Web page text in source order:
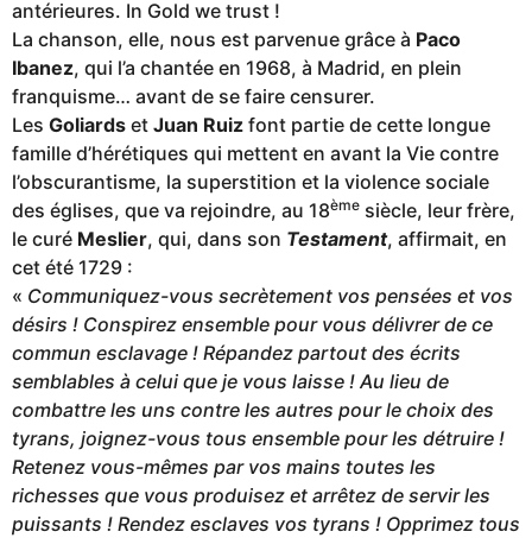
antérieures. In Gold we trust !
La chanson, elle, nous est parvenue grâce à Paco
Ibanez, qui l’a chantée en 1968, à Madrid, en plein
franquisme… avant de se faire censurer.
Les Goliards et Juan Ruiz font partie de cette longue
famille d’hérétiques qui mettent en avant la Vie contre
l’obscurantisme, la superstition et la violence sociale
des églises, que va rejoindre, au 18ème siècle, leur frère,
le curé Meslier, qui, dans son Testament, affirmait, en
cet été 1729 :
« Communiquez-vous secrètement vos pensées et vos
désirs ! Conspirez ensemble pour vous délivrer de ce
commun esclavage ! Répandez partout des écrits
semblables à celui que je vous laisse ! Au lieu de
combattre les uns contre les autres pour le choix des
tyrans, joignez-vous tous ensemble pour les détruire !
Retenez vous-mêmes par vos mains toutes les
richesses que vous produisez et arrêtez de servir les
puissants ! Rendez esclaves vos tyrans ! Opprimez tous